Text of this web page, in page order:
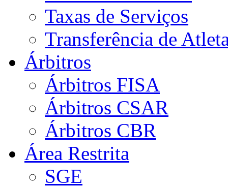
Taxas de Serviços
Transferência de
Árbitros
Árbitros FISA
Árbitros CSAR
Árbitros CBR
Área Restrita
SGE